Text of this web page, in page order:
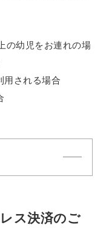
の幼児をお連れの場
用される場合
ス決済のご